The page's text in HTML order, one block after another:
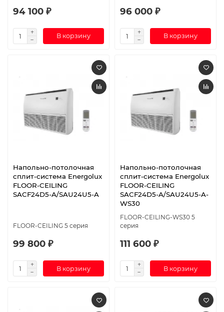
94 100 ₽
В корзину
96 000 ₽
В корзину
Напольно-потолочная
сплит-система Energolux
FLOOR-CEILING
SACF24D5-A/SAU24U5-A
FLOOR-CEILING 5 серия
99 800 ₽
В корзину
Напольно-потолочная
сплит-система Energolux
FLOOR-CEILING
SACF24D5-A/SAU24U5-A-
WS30
FLOOR-CEILING-WS30 5
серия
111 600 ₽
В корзину